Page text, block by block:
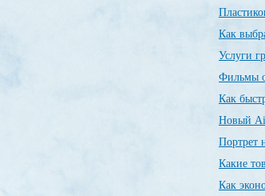
Как
Услуги
Фильмы
Как
Новый
Портрет
Какие
Как